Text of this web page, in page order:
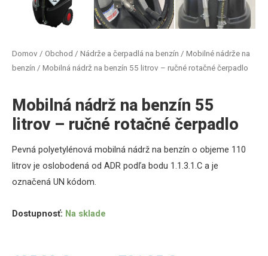
Domov / Obchod / Nádrže a čerpadlá na benzín / Mobilné nádrže na
benzín / Mobilná nádrž na benzín 55 litrov – ručné rotačné čerpadlo
Mobilná nádrž na benzín 55
litrov – ručné rotačné čerpadlo
Pevná polyetylénová mobilná nádrž na benzín o objeme 110
litrov je oslobodená od ADR podľa bodu 1.1.3.1.C a je
označená UN kódom.
Dostupnosť: Na sklade